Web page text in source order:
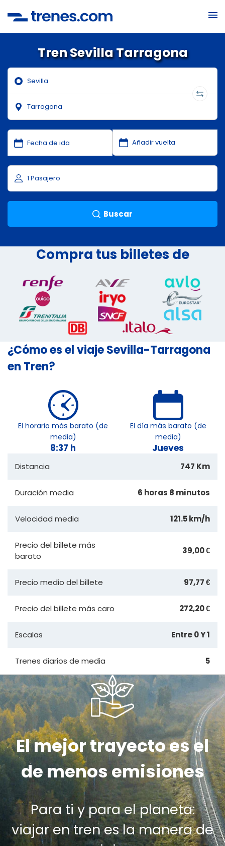
Tren Sevilla Tarragona
Buscar
Compra tus billetes de
¿Cómo es el viaje Sevilla-Tarragona
en Tren?
El horario más barato (de
media)
8:37 h
El día más barato (de
media)
Jueves
Distancia 747 Km
Duración media 6 horas 8 minutos
Velocidad media 121.5 km/h
Precio del billete más
barato
39,00 €
Precio medio del billete 97,77 €
Precio del billete más caro 272,20 €
Escalas Entre 0 Y 1
Trenes diarios de media 5
El mejor trayecto es el
de menos emisiones
Para ti y para el planeta:
viajar en tren es la manera de